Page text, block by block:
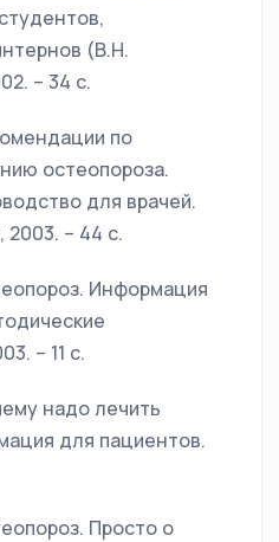
(В.Н.
– 34 с.
по
остеопороза.
для врачей.
2003. – 44 с.
Информация
– 11 с.
надо лечить
для пациентов.
Просто о